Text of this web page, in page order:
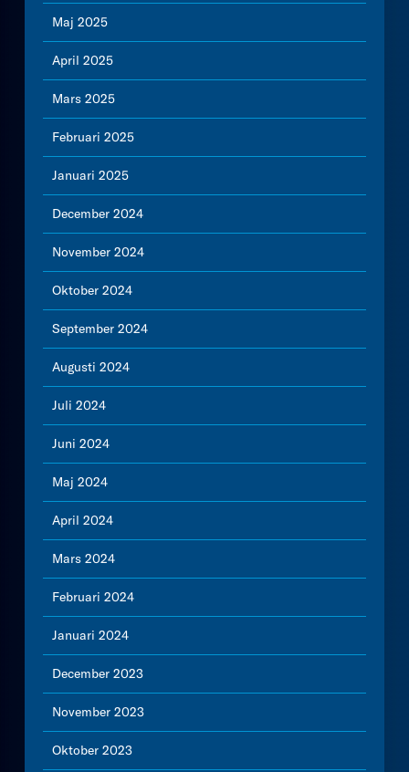
Maj 2025
April 2025
Mars 2025
Februari 2025
Januari 2025
December 2024
November 2024
Oktober 2024
September 2024
Augusti 2024
Juli 2024
Juni 2024
Maj 2024
April 2024
Mars 2024
Februari 2024
Januari 2024
December 2023
November 2023
Oktober 2023